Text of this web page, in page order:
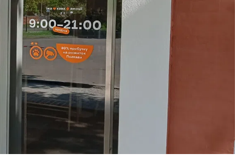
ВНАСЛІДОК ПОРАНЕНЬ, ОТРИМАНИХ НА ВІЙНІ,
ПОМЕР ВОЇН ЮРІЙ ВОЙТИК
25 листопада 2025